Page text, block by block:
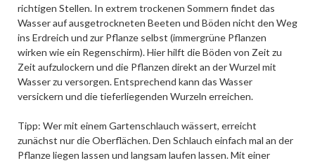
richtigen Stellen. In extrem trockenen Sommern findet das
Wasser auf ausgetrockneten Beeten und Böden nicht den Weg
ins Erdreich und zur Pflanze selbst (immergrüne Pflanzen
wirken wie ein Regenschirm). Hier hilft die Böden von Zeit zu
Zeit aufzulockern und die Pflanzen direkt an der Wurzel mit
Wasser zu versorgen. Entsprechend kann das Wasser
versickern und die tieferliegenden Wurzeln erreichen.
Tipp: Wer mit einem Gartenschlauch wässert, erreicht
zunächst nur die Oberflächen. Den Schlauch einfach mal an der
Pflanze liegen lassen und langsam laufen lassen. Mit einer